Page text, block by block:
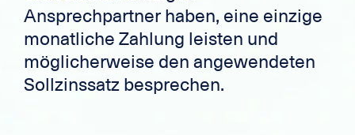
Ansprechpartner haben, eine einzige
monatliche Zahlung leisten und
möglicherweise den angewendeten
Sollzinssatz besprechen.